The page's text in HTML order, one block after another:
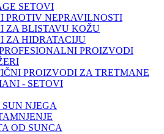
SETOVI
PROTIV NEPRAVILNOSTI
ZA BLISTAVU KOŽU
ZA HIDRATACIJU
PROIZVODI
PROIZVODI ZA TRETMANE
- SETOVI
NJEGA
OD SUNCA